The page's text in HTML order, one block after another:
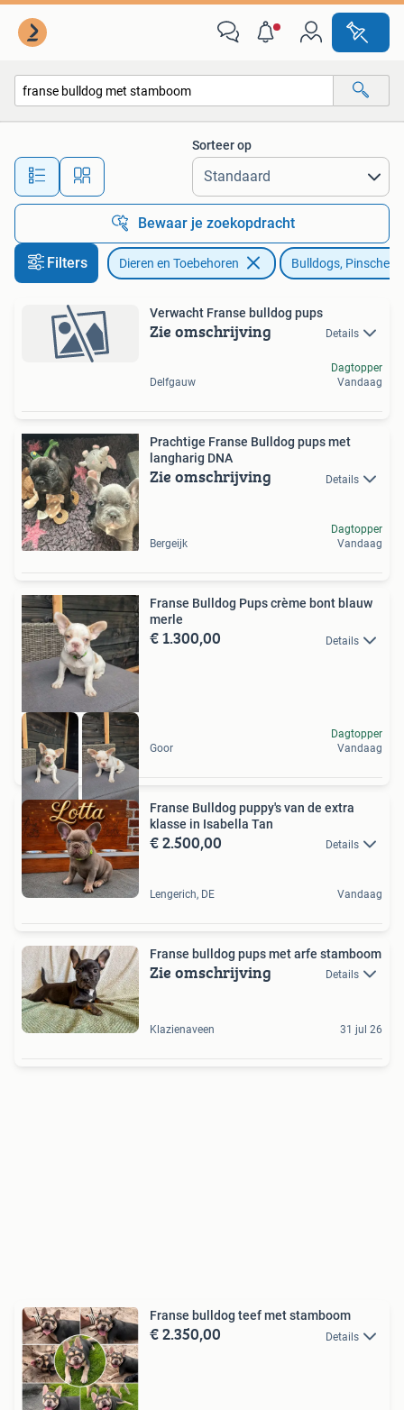
Alle afstanden…
Sorteer op
Bewaar je zoekopdracht
Filters Dieren en Toebehoren Bulldogs,
Verwacht Franse bulldog pups
Zie omschrijving Details
Delfgauw
Dagtopper
Vandaag
Prachtige Franse Bulldog pups met
langharig DNA
Zie omschrijving Details
Bergeijk
Dagtopper
Vandaag
Franse Bulldog Pups crème bont blauw
merle
€ 1.300,00 Details
Goor
Dagtopper
Vandaag
Franse Bulldog puppy's van de extra
klasse in Isabella Tan
€ 2.500,00 Details
Lengerich, DE Vandaag
Franse bulldog pups met arfe stamboom
Zie omschrijving Details
Klazienaveen 31 jul 26
Franse bulldog teef met stamboom
€ 2.350,00 Details